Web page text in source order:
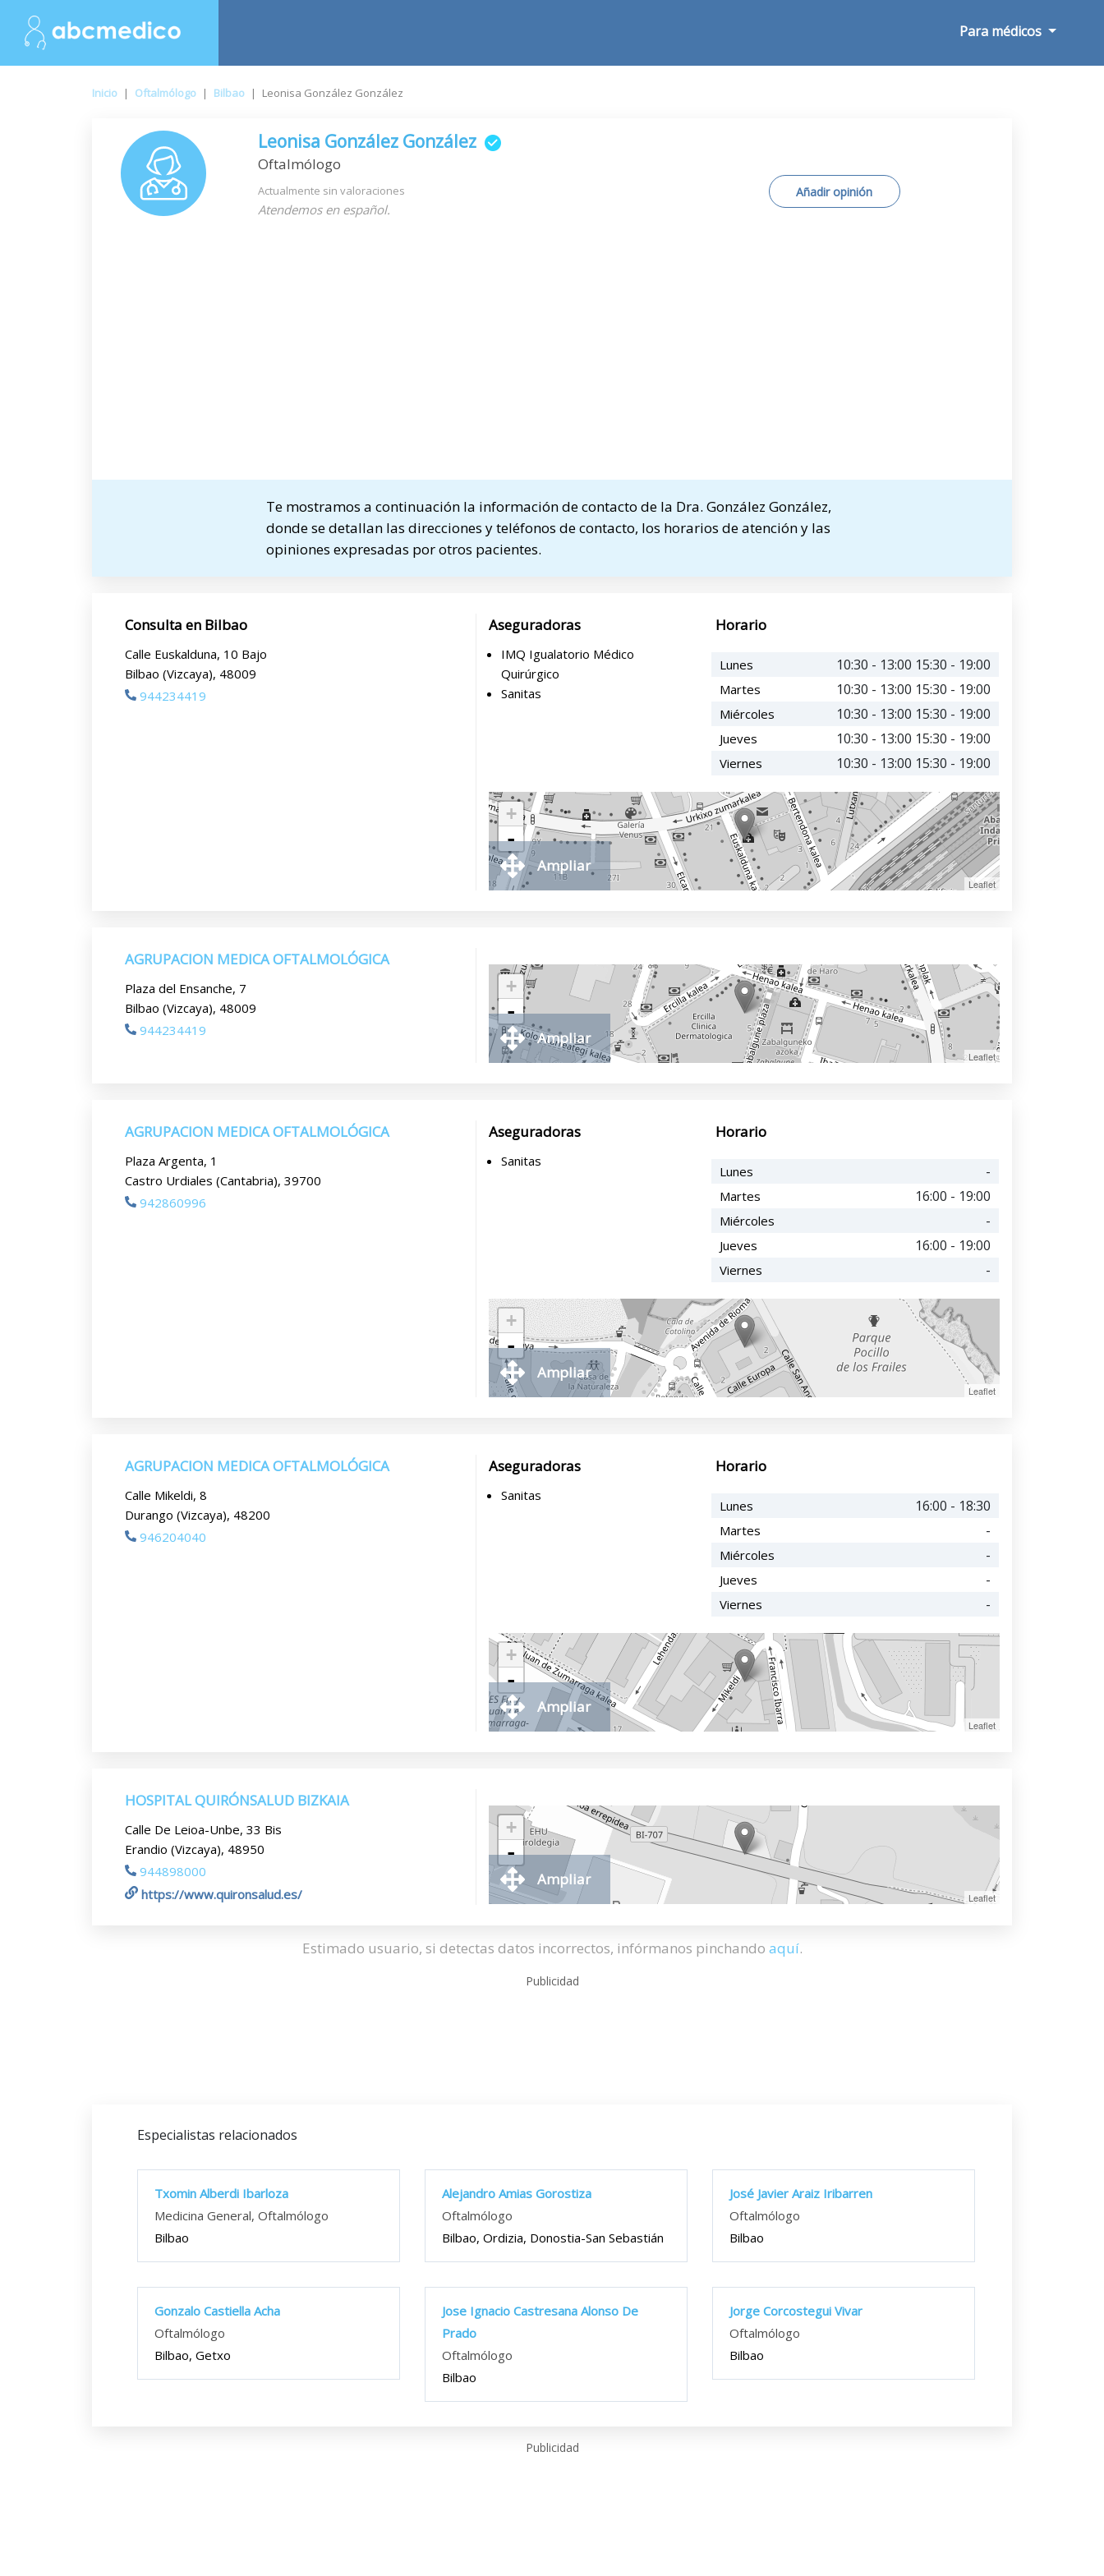
Para médicos
Inicio | Oftalmólogo | Bilbao | Leonisa González González
Leonisa González González
Oftalmólogo
Actualmente sin valoraciones
Atendemos en español.
Añadir opinión
Te mostramos a continuación la información de contacto de la Dra. González González,
donde se detallan las direcciones y teléfonos de contacto, los horarios de atención y las
opiniones expresadas por otros pacientes.
Consulta en Bilbao
Calle Euskalduna, 10 Bajo
Bilbao (Vizcaya), 48009
944234419
Aseguradoras
IMQ Igualatorio Médico
Quirúrgico
Sanitas
Horario
Lunes 10:30 - 13:00 15:30 - 19:00
Martes 10:30 - 13:00 15:30 - 19:00
Miércoles 10:30 - 13:00 15:30 - 19:00
Jueves 10:30 - 13:00 15:30 - 19:00
Viernes 10:30 - 13:00 15:30 - 19:00
+
-
Leaflet
Ampliar
AGRUPACION MEDICA OFTALMOLÓGICA
Plaza del Ensanche, 7
Bilbao (Vizcaya), 48009
944234419
+
-
Leaflet
Ampliar
AGRUPACION MEDICA OFTALMOLÓGICA
Plaza Argenta, 1
Castro Urdiales (Cantabria), 39700
942860996
Aseguradoras
Sanitas
Horario
Lunes -
Martes 16:00 - 19:00
Miércoles -
Jueves 16:00 - 19:00
Viernes -
+
-
Leaflet
Ampliar
AGRUPACION MEDICA OFTALMOLÓGICA
Calle Mikeldi, 8
Durango (Vizcaya), 48200
946204040
Aseguradoras
Sanitas
Horario
Lunes 16:00 - 18:30
Martes -
Miércoles -
Jueves -
Viernes -
+
-
Leaflet
Ampliar
HOSPITAL QUIRÓNSALUD BIZKAIA
Calle De Leioa-Unbe, 33 Bis
Erandio (Vizcaya), 48950
944898000
https://www.quironsalud.es/
+
-
Leaflet
Ampliar
Estimado usuario, si detectas datos incorrectos, infórmanos pinchando aquí.
Publicidad
Especialistas relacionados
Txomin Alberdi Ibarloza
Medicina General, Oftalmólogo
Bilbao
Alejandro Amias Gorostiza
Oftalmólogo
Bilbao, Ordizia, Donostia-San Sebastián
José Javier Araiz Iribarren
Oftalmólogo
Bilbao
Gonzalo Castiella Acha
Oftalmólogo
Bilbao, Getxo
Jose Ignacio Castresana Alonso De
Prado
Oftalmólogo
Bilbao
Jorge Corcostegui Vivar
Oftalmólogo
Bilbao
Publicidad